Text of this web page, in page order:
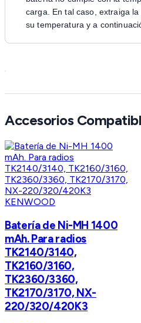
carga. En tal caso, extraiga
su temperatura y a
Accesorios
KENWOOD
Batería de Ni-MH 1400
mAh. Para radios
TK2140/3140,
TK2160/3160,
TK2360/3360,
TK2170/3170, NX-
220/320/420K3